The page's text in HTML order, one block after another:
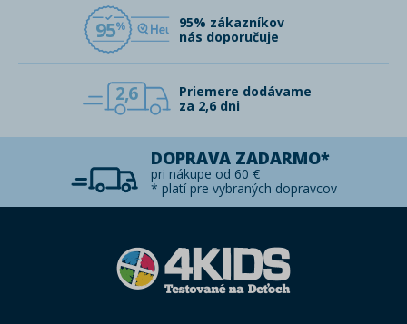
95
95% zákazníkov
nás doporučuje
2,6
Priemere dodávame
za 2,6 dni
DOPRAVA ZADARMO*
pri nákupe od 60 €
* platí pre vybraných dopravcov